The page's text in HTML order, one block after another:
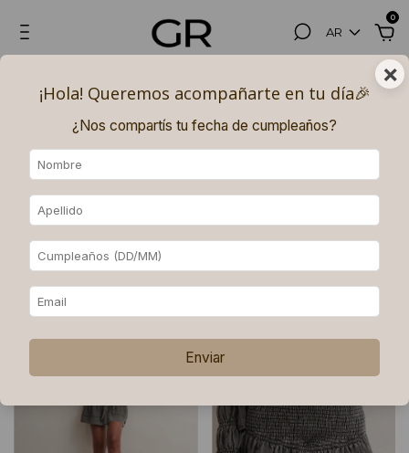
AR
0
PAGOS SIN INTERÉS con MERCADO PAGO.
Productos
Productos
×
¡Hola! Queremos acompañarte en tu día🎉​
¿Nos compartís tu fecha de cumpleaños?
Enviar